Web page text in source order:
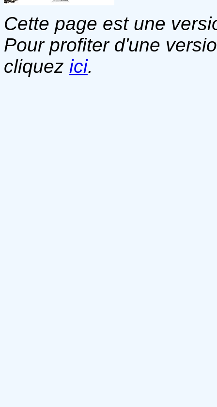
Cette page est une
Pour profiter d'une
cliquez ici.